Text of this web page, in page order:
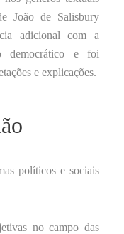
João de Salisbury
adicional com a
democrático e foi
e explicações.
políticos e sociais
no campo das